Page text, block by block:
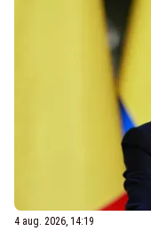
4 aug. 2026, 14:19